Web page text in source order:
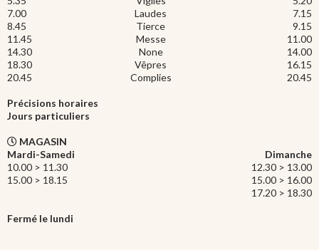
7.00
Laudes
7.15
8.45
Tierce
9.15
11.45
Messe
11.00
14.30
None
14.00
18.30
Vêpres
16.15
20.45
Complies 20.45
Précisions horaires
Jours particuliers
MAGASIN
Mardi-Samedi
Dimanche
10.00 > 11.30
12.30 > 13.00
15.00 > 18.15
15.00 > 16.00
17.20 > 18.30
Fermé le lundi